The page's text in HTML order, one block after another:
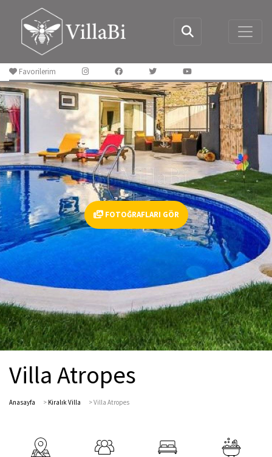
Favorilerim
FOTOĞRAFLARI GÖR
Villa Atropes
Anasayfa > Kiralık Villa >Villa Atropes